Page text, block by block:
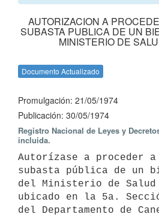
AUTORIZACION A
SUBASTA PUBLICA DE UN
MINISTERIO DE
Documento Actualizado
Promulgación: 21/05/1974
Publicación: 30/05/1974
Registro Nacional de Leyes y
incluida.
Autorízase a proceder
subasta pública de un
del Ministerio de Salud
ubicado en la 5a.
del Departamento de